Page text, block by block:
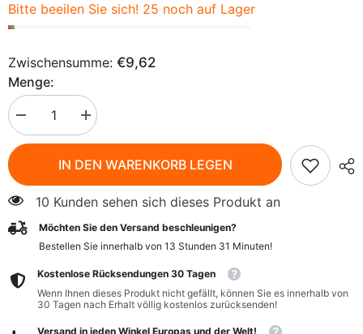
Bitte beeilen Sie sich! 25 noch auf Lager
Zwischensumme: €9,62
Menge:
verringern
für
Saflor,
kaltgepresst
und
roh
500ml
OLVITA
Menge
erhöhen
für
Safloröl
aus
und
500ml
OLVITA
IN DEN WARENKORB LEGEN
10 Kunden sehen sich dieses Produkt an
Möchten Sie den Versand beschleunigen?
Bestellen Sie innerhalb von 13 Stunden 31 Minuten!
Kostenlose Rücksendungen 30 Tagen
Wenn Ihnen dieses Produkt nicht gefällt, können Sie es innerhalb von
30 Tagen nach Erhalt völlig kostenlos zurücksenden!
Versand in jeden Winkel Europas und der Welt!